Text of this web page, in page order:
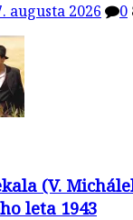
augusta 2026 0
(V.
leta 1943